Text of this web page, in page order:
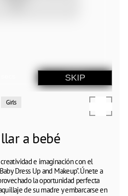
Girls
a bebé
e imaginación con el
Dress Up and Makeup". Únete a
la oportunidad perfecta
de su madre y embarcarse en